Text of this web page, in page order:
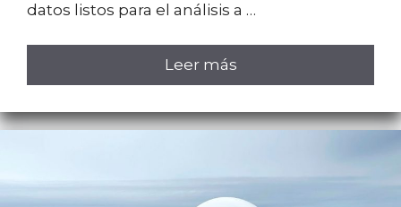
datos listos para el análisis a …
Leer más